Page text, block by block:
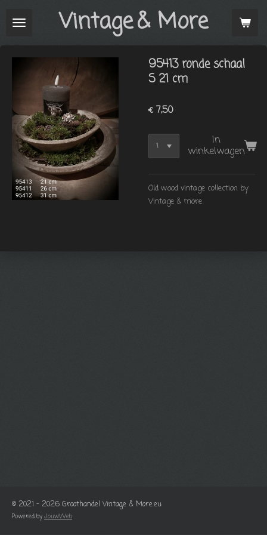
direct
Vintage& More
95413 ronde schaal
S 21 cm
€ 7,50
In
winkelwagen
Old wood vintage collection by
Vintage & more
© 2021 - 2026 Groothandel Vintage & More.eu
Powered byJouwWeb